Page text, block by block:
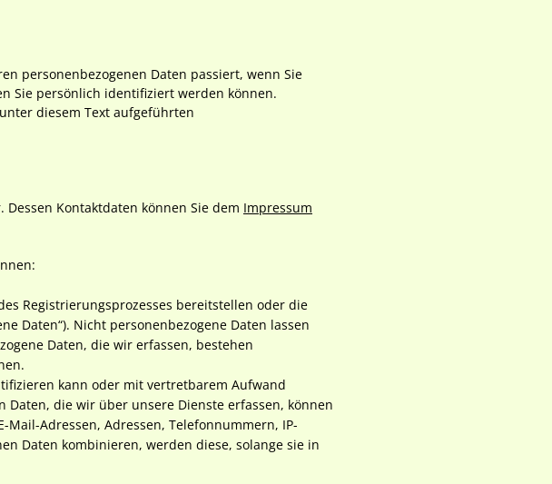
personenbezogenen Daten passiert, wenn Sie
Sie persönlich identifiziert werden können.
diesem Text aufgeführten
Kontaktdaten können Sie dem Impressum
Registrierungsprozesses bereitstellen oder die
Daten“). Nicht personenbezogene Daten lassen
Daten, die wir erfassen, bestehen
kann oder mit vertretbarem Aufwand
Daten, die wir über unsere Dienste erfassen, können
Adressen, Adressen, Telefonnummern, IP-
Daten kombinieren, werden diese, solange sie in